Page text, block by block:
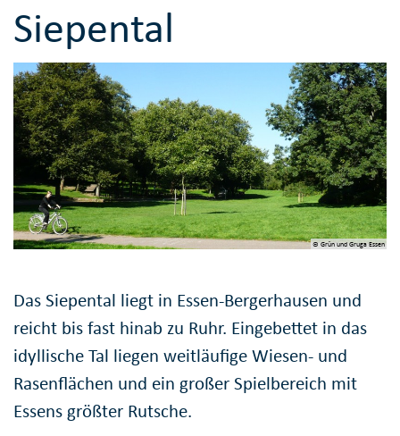
Siepental
© Grün und Gruga Essen
Das Siepental liegt in Essen-Bergerhausen und
reicht bis fast hinab zu Ruhr. Eingebettet in das
idyllische Tal liegen weitläufige Wiesen- und
Rasenflächen und ein großer Spielbereich mit
Essens größter Rutsche.